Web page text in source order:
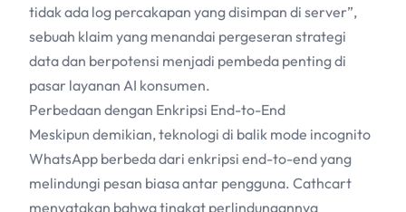
tidak ada log percakapan yang disimpan di server”,
sebuah klaim yang menandai pergeseran strategi
data dan berpotensi menjadi pembeda penting di
pasar layanan AI konsumen.
Perbedaan dengan Enkripsi End-to-End
Meskipun demikian, teknologi di balik mode incognito
WhatsApp berbeda dari enkripsi end-to-end yang
melindungi pesan biasa antar pengguna. Cathcart
menyatakan bahwa tingkat perlindungannya